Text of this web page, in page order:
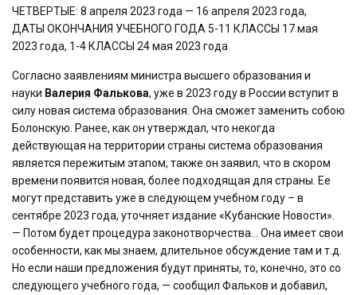
ЧЕТВЕРТЫЕ: 8 апреля 2023 года — 16 апреля 2023 года,
ДАТЫ ОКОНЧАНИЯ УЧЕБНОГО ГОДА 5-11 КЛАССЫ 17 мая
2023 года, 1-4 КЛАССЫ 24 мая 2023 года
Согласно заявлениям министра высшего образования и
науки Валерия Фалькова, уже в 2023 году в России вступит в
силу новая система образования. Она сможет заменить собою
Болонскую. Ранее, как он утверждал, что некогда
действующая на территории страны система образования
является пережитым этапом, также он заявил, что в скором
времени появится новая, более подходящая для страны. Ее
могут представить уже в следующем учебном году – в
сентябре 2023 года, уточняет издание «Кубанские Новости».
— Потом будет процедура законотворчества… Она имеет свои
особенности, как мы знаем, длительное обсуждение там и т.д.
Но если наши предложения будут приняты, то, конечно, это со
следующего учебного года, — сообщил Фальков и добавил,